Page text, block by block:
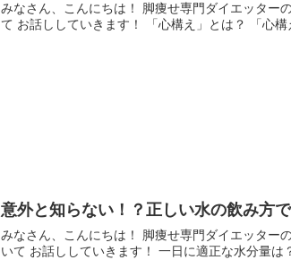
みなさん、こんにちは！ 脚痩せ専門ダイエッター
て お話ししていきます！ 「心構え」とは？ 「心
意外と知らない！？正しい水の飲み方
みなさん、こんにちは！ 脚痩せ専門ダイエッター
いて お話ししていきます！ 一日に適正な水分量は